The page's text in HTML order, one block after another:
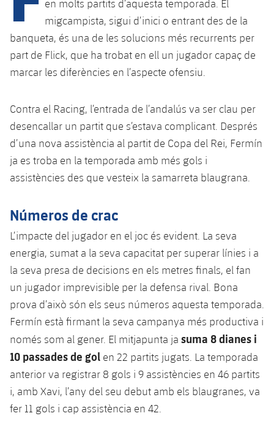
plusicon
més
Instal·lacions
Spotify Camp Nou
Palau Blaugrana
Estadi Johan Cruyff
Ciutat Esportiva
La Masia
plusicon
més
Serveis Mèdics
plusicon
més
Acreditacions
Instal·lacions
SUB13
SUB12
SUB11 B
SUB10 A
SUB10 B
SUB9 B
SUB8 A
SUB8 B
SUB13 B
SUB12 C
Entrades
Gameday Shows
Classificacions
Jugadors
Fotos
Història
Base
Barça Atlètic
Junior
Cadet B
Infantil A
Mini
Campus Estiu
PLUSICON
MÉS
Primer Equip
plusicon
més
Actualitat
Calendari
Entrades
Classificació
Jugadors
Fotos
Història
Palmarès
Barça Atlètic
plusicon
més
Actualitat
Calendari
Jugadors
Fotos
plusicon
més
Actualitat
Cadet A
Infantil A
Infantil B
PLUSICON
MÉS
plusicon
Actualitat
Calendari
Entrades
Resultats
Classificació
Jugadors
Barça Atlètic
plusicon
Actualitat
Calendari
Resultats
Jugadors
Classificació
Base
plusicon
més
Actualitat
Juvenil
Infantil
Campus Verano
PLUSICON
Primer equip
plusicon
més
Actualitat
Barça Atlètic
plusicon
més
en molts partits d’aquesta temporada. El
migcampista, sigui d’inici o entrant des de la
banqueta, és una de les solucions més recurrents per
part de Flick, que ha trobat en ell un jugador capaç de
marcar les diferències en l’aspecte ofensiu.
Contra el Racing, l’entrada de l’andalús va ser clau per
desencallar un partit que s’estava complicant. Després
d’una nova assistència al partit de Copa del Rei, Fermín
ja es troba en la temporada amb més gols i
assistències des que vesteix la samarreta blaugrana.
Números de crac
L’impacte del jugador en el joc és evident. La seva
energia, sumat a la seva capacitat per superar línies i a
la seva presa de decisions en els metres finals, el fan
un jugador imprevisible per la defensa rival. Bona
prova d’això són els seus números aquesta temporada.
Fermín està firmant la seva campanya més productiva i
només som al gener. El mitjapunta ja suma 8 dianes i
10 passades de gol en 22 partits jugats. La temporada
anterior va registrar 8 gols i 9 assistències en 46 partits
i, amb Xavi, l’any del seu debut amb els blaugranes, va
fer 11 gols i cap assistència en 42.